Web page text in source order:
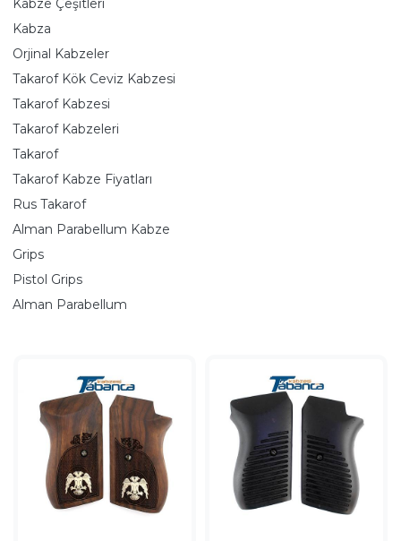
Kabze Çeşitleri
Kabza
Orjinal Kabzeler
Takarof Kök Ceviz Kabzesi
Takarof Kabzesi
Takarof Kabzeleri
Takarof
Takarof Kabze Fiyatları
Rus Takarof
Alman Parabellum Kabze
Grips
Pistol Grips
Alman Parabellum